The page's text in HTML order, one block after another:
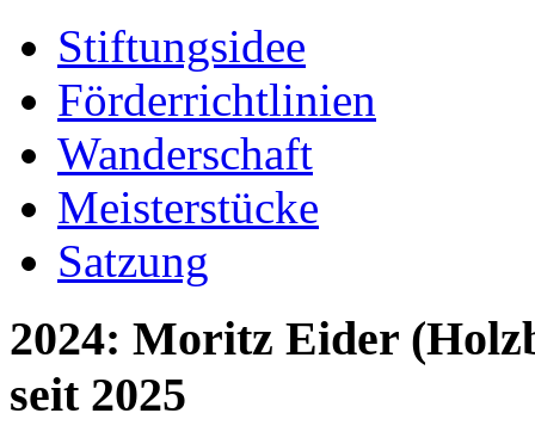
Stiftungsidee
Förderrichtlinien
Wanderschaft
Meisterstücke
Satzung
2024: Moritz Eider
seit 2025